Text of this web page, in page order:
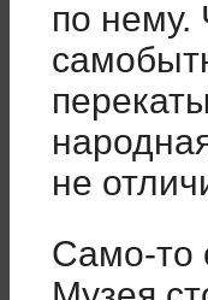
по нему.
не
Само-то